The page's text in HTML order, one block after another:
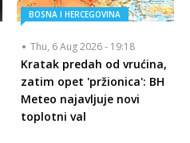
BOSNA I HERCEGOVINA
Thu, 6 Aug 2026 - 19:18
Kratak predah od vrućina,
zatim opet 'pržionica': BH
Meteo najavljuje novi
toplotni val